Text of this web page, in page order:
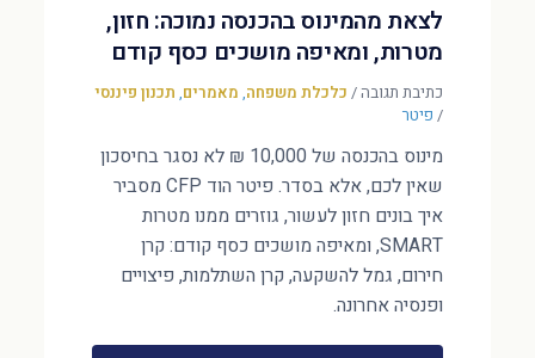
לצאת מהמינוס בהכנסה נמוכה: חזון,
מטרות, ומאיפה מושכים כסף קודם
כתיבת תגובה/ כלכלת משפחה, מאמרים, תכנון פיננסי
/ פיטר
מינוס בהכנסה של 10,000 ₪ לא נסגר בחיסכון
שאין לכם, אלא בסדר. פיטר הוד CFP מסביר
איך בונים חזון לעשור, גוזרים ממנו מטרות
SMART, ומאיפה מושכים כסף קודם: קרן
חירום, גמל להשקעה, קרן השתלמות, פיצויים
ופנסיה אחרונה.